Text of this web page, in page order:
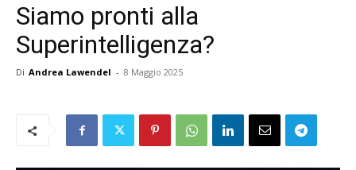
Siamo pronti alla
Superintelligenza?
Di Andrea Lawendel - 8 Maggio 2025